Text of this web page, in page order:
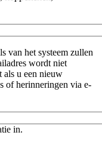
van het systeem zullen
wordt niet
als u een nieuw
of herinneringen via e-
in.